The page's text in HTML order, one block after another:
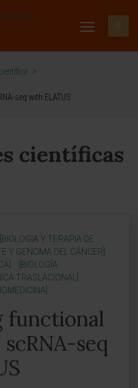
>
seq with ELATUS
científicas
[BIOLOGIA Y TERAPIA DE
Y GENOMA DEL CÁNCER]
[BIOLOGÍA
TRASLACIONAL]
functional
seq